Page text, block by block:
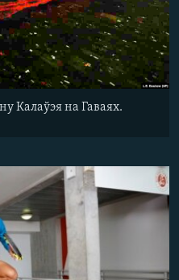
Калаўэя на Гаваях.